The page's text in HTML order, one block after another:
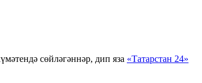
сөйләгәннәр, дип яза «Татарстан 24»